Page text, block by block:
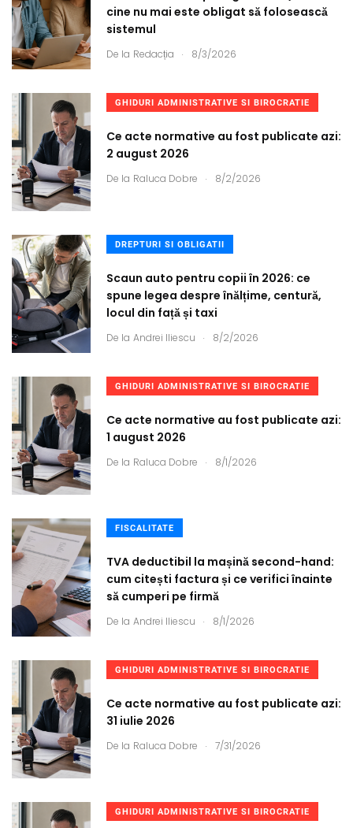
cine nu mai este obligat să folosească
sistemul
De la Redacția . 8/3/2026
GHIDURI ADMINISTRATIVE SI BIROCRATIE
Ce acte normative au fost publicate azi:
2 august 2026
De la Raluca Dobre . 8/2/2026
DREPTURI SI OBLIGATII
Scaun auto pentru copii în 2026: ce
spune legea despre înălțime, centură,
locul din față și taxi
De la Andrei Iliescu . 8/2/2026
GHIDURI ADMINISTRATIVE SI BIROCRATIE
Ce acte normative au fost publicate azi:
1 august 2026
De la Raluca Dobre . 8/1/2026
FISCALITATE
TVA deductibil la mașină second-hand:
cum citești factura și ce verifici înainte
să cumperi pe firmă
De la Andrei Iliescu . 8/1/2026
GHIDURI ADMINISTRATIVE SI BIROCRATIE
Ce acte normative au fost publicate azi:
31 iulie 2026
De la Raluca Dobre . 7/31/2026
GHIDURI ADMINISTRATIVE SI BIROCRATIE